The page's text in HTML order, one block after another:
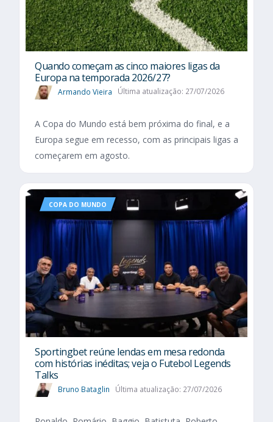
Quando começam as cinco maiores ligas da
Europa na temporada 2026/27?
Armando Vieira Última atualização: 27/07/2026
A Copa do Mundo está bem próxima do final, e a
Europa segue em recesso, com as principais ligas a
começarem em agosto.
COPA DO MUNDO
Sportingbet reúne lendas em mesa redonda
com histórias inéditas; veja o Futebol Legends
Talks
Bruno Bataglin Última atualização: 27/07/2026